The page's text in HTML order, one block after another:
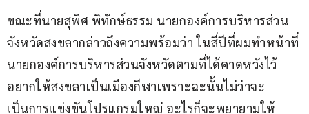
ขณะที่นายสุพิศ พิทักษ์ธรรม นายกองค์การบริหารส่วน
จังหวัดสงขลากล่าวถึงความพร้อมว่า ในสี่ปีที่ผมทำหน้าที่
นายกองค์การบริหารส่วนจังหวัดตามที่ได้คาดหวังไว้
อยากให้สงขลาเป็นเมืองกีฬาเพราะฉะนั้นไม่ว่าจะ
เป็นการแข่งขันโปรแกรมใหญ่ อะไรก็จะพยายามให้